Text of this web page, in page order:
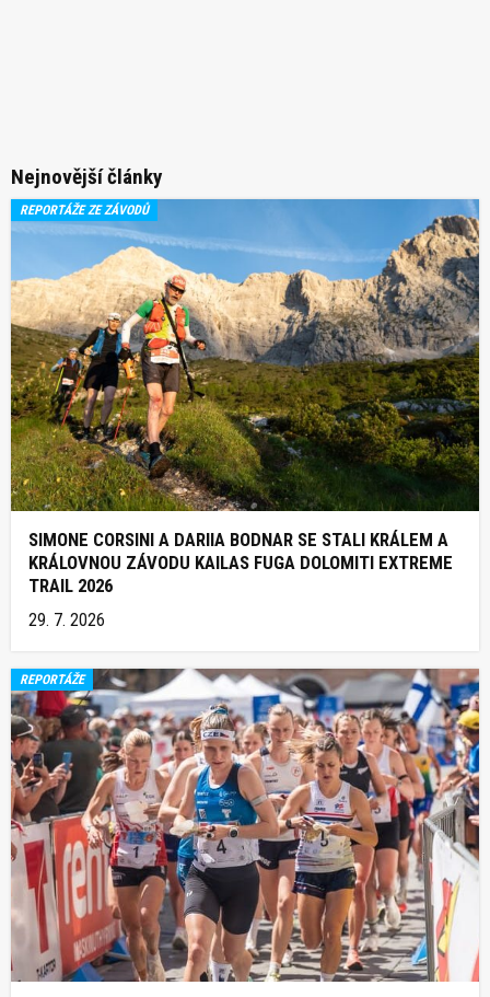
Nejnovější články
REPORTÁŽE ZE ZÁVODŮ
SIMONE CORSINI A DARIIA BODNAR SE STALI KRÁLEM A
KRÁLOVNOU ZÁVODU KAILAS FUGA DOLOMITI EXTREME
TRAIL 2026
29. 7. 2026
REPORTÁŽE